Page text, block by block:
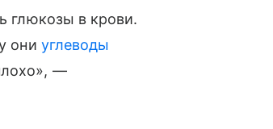
глюкозы в крови.
они углеводы
—